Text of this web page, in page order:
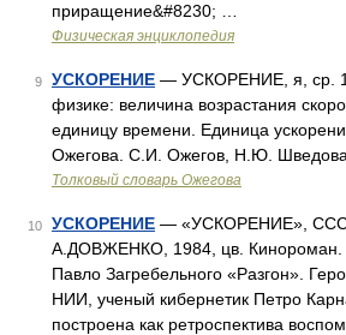
приращение&#8230; …
Физическая энциклопедия
9 УСКОРЕНИЕ — УСКОРЕНИЕ, я, ср.
физике: величина возрастания
единицу времени. Единица
Ожегова. С.И. Ожегов, Н.Ю.
Толковый словарь Ожегова
10 УСКОРЕНИЕ — «УСКОРЕНИЕ»,
А.ДОВЖЕНКО, 1984, цв. Кинороман.
Павло Загребельного «Разгон».
НИИ, ученый кибернетик Петро
построена как ретроспектива